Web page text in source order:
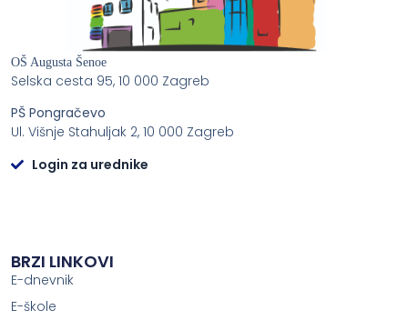
OŠ Augusta Šenoe
Selska cesta 95, 10 000 Zagreb
PŠ Pongračevo
Ul. Višnje Stahuljak 2, 10 000 Zagreb
Login za urednike
BRZI LINKOVI
E-dnevnik
E-škole